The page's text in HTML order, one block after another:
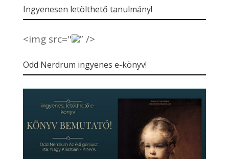
Ingyenesen letölthető tanulmány!
<img src=" ” />
Odd Nerdrum ingyenes e-könyv!